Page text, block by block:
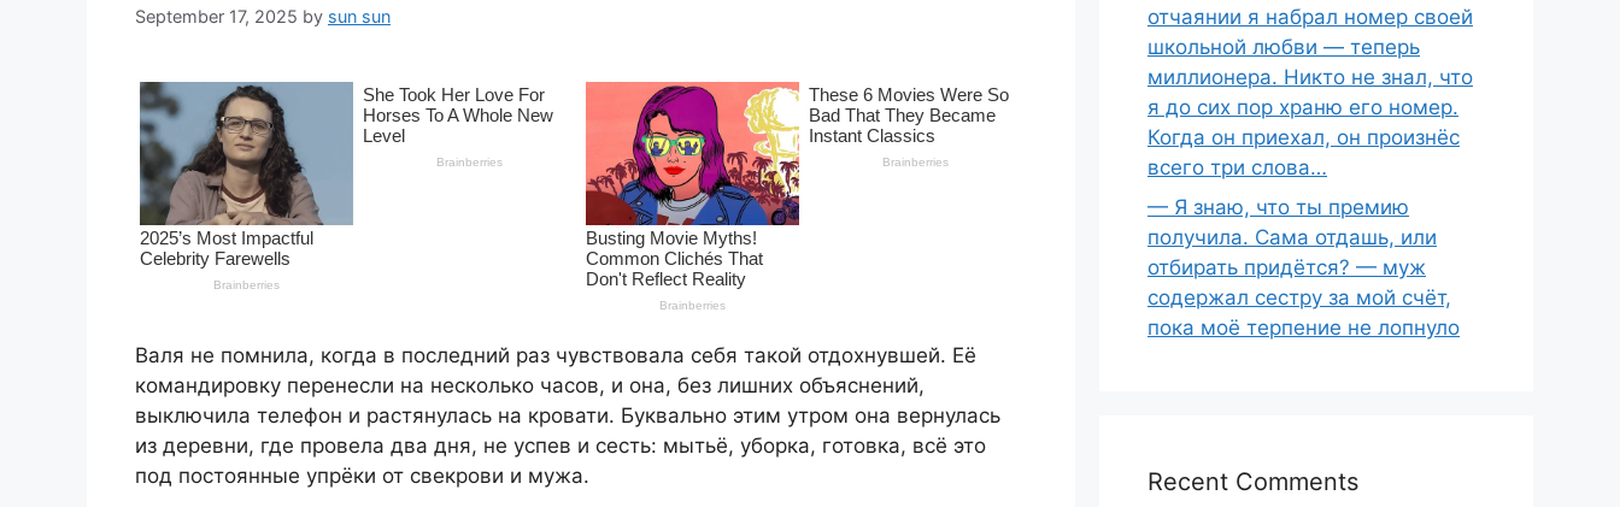
September 17, 2025 by sun sun
Валя не помнила, когда в последний раз чувствовала себя такой отдохнувшей. Её
командировку перенесли на несколько часов, и она, без лишних объяснений,
выключила телефон и растянулась на кровати. Буквально этим утром она вернулась
из деревни, где провела два дня, не успев и сесть: мытьё, уборка, готовка, всё это
под постоянные упрёки от свекрови и мужа.
отчаянии я набрал номер своей
школьной любви — теперь
миллионера. Никто не знал, что
я до сих пор храню его номер.
Когда он приехал, он произнёс
всего три слова…
— Я знаю, что ты премию
получила. Сама отдашь, или
отбирать придётся? — муж
содержал сестру за мой счёт,
пока моё терпение не лопнуло
Recent Comments